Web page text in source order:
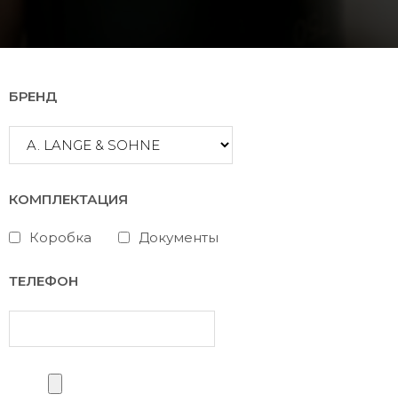
БРЕНД
КОМПЛЕКТАЦИЯ
Коробка Документы
ТЕЛЕФОН